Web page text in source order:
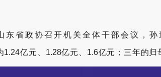
政协召开机关全体干部会议，孙
亿元、1.28亿元、1.6亿元；三年的归